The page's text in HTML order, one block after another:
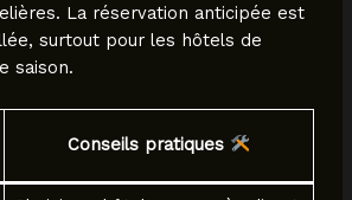
La réservation anticipée est
surtout pour les hôtels de
saison.
Conseils pratiques